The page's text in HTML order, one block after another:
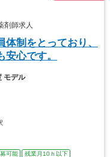
剤師求人
体制をとっており、
心です。
モデル
可能
残業月10ｈ以下